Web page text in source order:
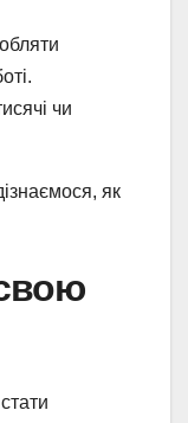
чи
як